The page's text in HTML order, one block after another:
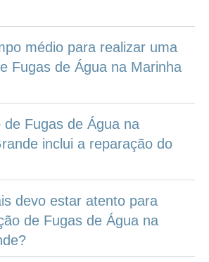
médio para realizar uma
Fugas de Água na Marinha
de Fugas de Água na
inclui a reparação do
devo estar atento para
de Fugas de Água na